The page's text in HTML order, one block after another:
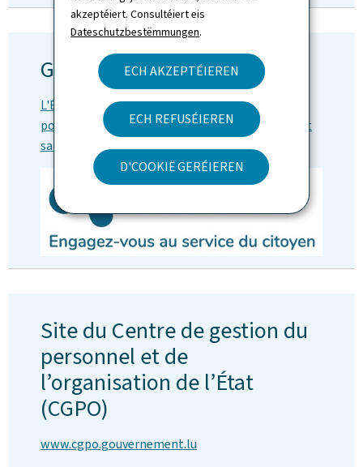
akzeptéiert. Consultéiert eis
Dateschutzbestëmmungen.
ECH AKZEPTÉIEREN
ECH REFUSÉIEREN
D'COOKIË GERÉIEREN
GovJobs
L'État luxembourgeois recrute! Découvrez les
postes vacants pour fonctionnaires, employés et
salariés de l’État:
Site du Centre de gestion du
personnel et de
l’organisation de l’État
(CGPO)
www.cgpo.gouvernement.lu